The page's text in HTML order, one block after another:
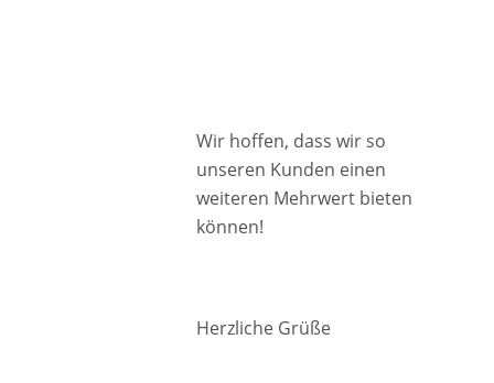
Wir hoffen, dass wir so
unseren Kunden einen
weiteren Mehrwert bieten
können!
Herzliche Grüße